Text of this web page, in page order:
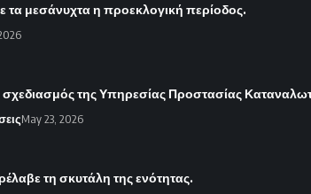
μεσάνυχτα η προεκλογική περίοδος.
της Υπηρεσίας Προστασίας
May 23, 2026
τη σκυτάλη της ενότητας.